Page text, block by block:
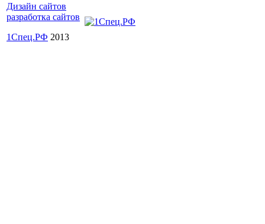
Дизайн сайтов
разработка сайтов
1Спец.РФ 2013